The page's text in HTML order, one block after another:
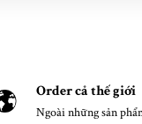
Order cả thế giới
Ngoài những sản